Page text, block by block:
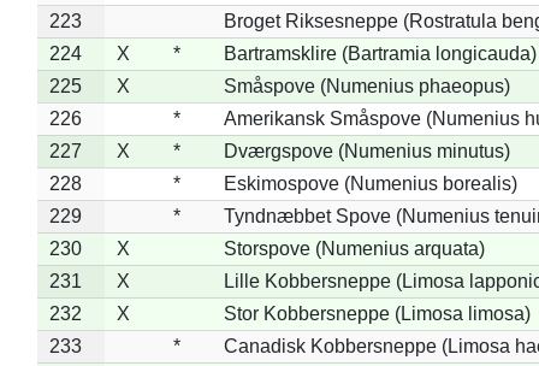
223
Broget Riksesneppe (Rostratula
224
X *
Bartramsklire (Bartramia longicauda)
225
X
Småspove (Numenius phaeopus)
226
*
Amerikansk Småspove (Numenius
227
X *
Dværgspove (Numenius minutus)
228
*
Eskimospove (Numenius borealis)
229
*
Tyndnæbbet Spove (Numenius
230
X
Storspove (Numenius arquata)
231
X
Lille Kobbersneppe (Limosa
232
X
Stor Kobbersneppe (Limosa limosa)
233
* Canadisk Kobbersneppe (Limosa